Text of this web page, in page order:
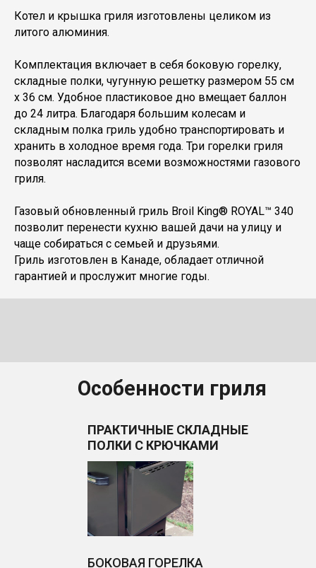
Котел и крышка гриля изготовлены целиком из
литого алюминия.
Комплектация включает в себя боковую горелку,
складные полки, чугунную решетку размером 55 см
x 36 см. Удобное пластиковое дно вмещает баллон
до 24 литра. Благодаря большим колесам и
складным полка гриль удобно транспортировать и
хранить в холодное время года. Три горелки гриля
позволят насладится всеми возможностями газового
гриля.
Газовый обновленный гриль Broil King® ROYAL™ 340
позволит перенести кухню вашей дачи на улицу и
чаще собираться с семьей и друзьями.
Гриль изготовлен в Канаде, обладает отличной
гарантией и прослужит многие годы.
ПРАКТИЧНЫЕ СКЛАДНЫЕ
ПОЛКИ С КРЮЧКАМИ
БОКОВАЯ ГОРЕЛКА
Особенности гриля